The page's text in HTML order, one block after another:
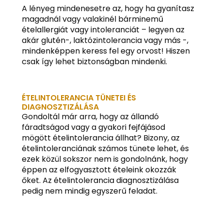
A lényeg mindenesetre az, hogy ha gyanítasz
magadnál vagy valakinél bárminemű
ételallergiát vagy intoleranciát – legyen az
akár glutén-, laktózintolerancia vagy más -,
mindenképpen keress fel egy orvost! Hiszen
csak így lehet biztonságban mindenki.
ÉTELINTOLERANCIA TÜNETEI ÉS
DIAGNOSZTIZÁLÁSA
Gondoltál már arra, hogy az állandó
fáradtságod vagy a gyakori fejfájásod
mögött ételintolerancia állhat? Bizony, az
ételintoleranciának számos tünete lehet, és
ezek közül sokszor nem is gondolnánk, hogy
éppen az elfogyasztott ételeink okozzák
őket. Az ételintolerancia diagnosztizálása
pedig nem mindig egyszerű feladat.